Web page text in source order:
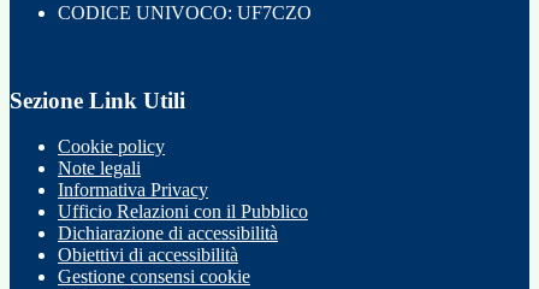
CODICE UNIVOCO: UF7CZO
Sezione Link Utili
Cookie policy
Note legali
Informativa Privacy
Ufficio Relazioni con il Pubblico
Dichiarazione di accessibilità
Obiettivi di accessibilità
Gestione consensi cookie